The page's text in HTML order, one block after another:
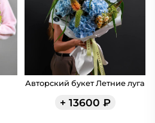
Авторский букет Летние луга
+ 13600 ₽